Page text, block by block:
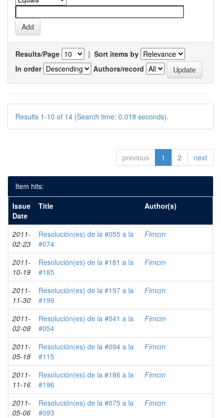
Results/Page | Sort items by
In order
Authors/record
Results 1-10 of 14 (Search time: 0.018 seconds).
previous 1 2 next
Item hits:
Issue
Date
Title Author(s)
2011-
02-23
Resolución(es) de la #055 a la
#074
Fimcm
2011-
10-19
Resolución(es) de la #181 a la
#185
Fimcm
2011-
11-30
Resolución(es) de la #197 a la
#199
Fimcm
2011-
02-09
Resolución(es) de la #041 a la
#054
Fimcm
2011-
05-18
Resolución(es) de la #094 a la
#115
Fimcm
2011-
11-16
Resolución(es) de la #186 a la
#196
Fimcm
2011-
05-06
Resolución(es) de la #075 a la
#093
Fimcm